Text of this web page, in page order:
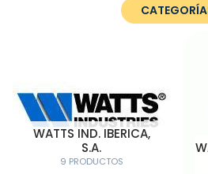
WATTS IND. IBERICA,
S.A.
9 PRODUCTOS